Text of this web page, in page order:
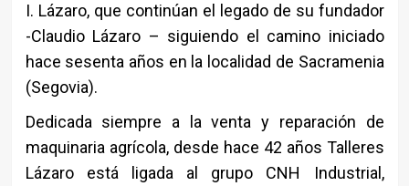
I. Lázaro, que continúan el legado de su fundador
-Claudio Lázaro – siguiendo el camino iniciado
hace sesenta años en la localidad de Sacramenia
(Segovia).
Dedicada siempre a la venta y reparación de
maquinaria agrícola, desde hace 42 años Talleres
Lázaro está ligada al grupo CNH Industrial,